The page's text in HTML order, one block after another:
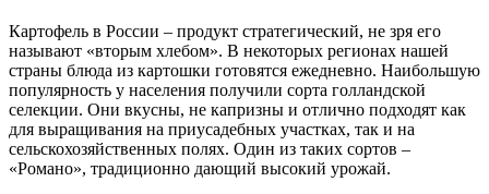
Картофель в России – продукт стратегический, не зря его
называют «вторым хлебом». В некоторых регионах нашей
страны блюда из картошки готовятся ежедневно. Наибольшую
популярность у населения получили сорта голландской
селекции. Они вкусны, не капризны и отлично подходят как
для выращивания на приусадебных участках, так и на
сельскохозяйственных полях. Один из таких сортов –
«Романо», традиционно дающий высокий урожай.